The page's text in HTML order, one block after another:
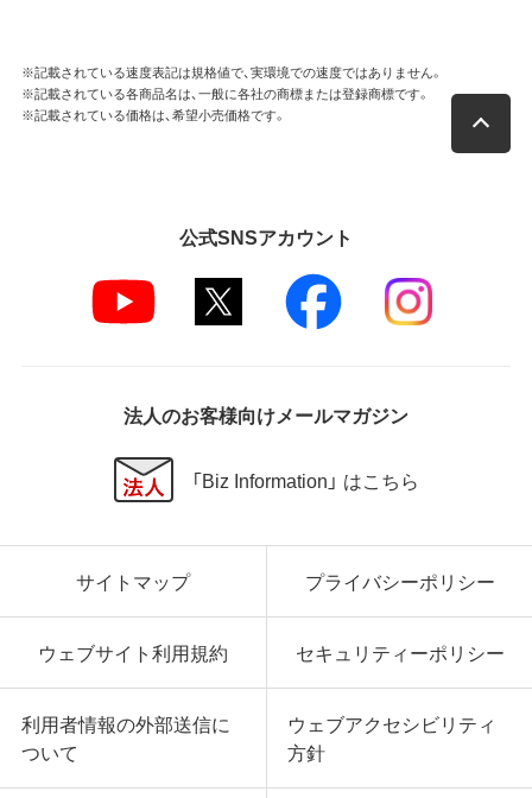
※記載されている速度表記は規格値で、実環境での速度ではありません。
※記載されている各商品名は、一般に各社の商標または登録商標です。
※記載されている価格は、希望小売価格です。
公式SNSアカウント
法人のお客様向けメールマガジン
「Biz Information」 はこちら
サイトマップ プライバシーポリシー
ウェブサイト利用規約 セキュリティーポリシー
利用者情報の外部送信に
ついて
ウェブアクセシビリティ
方針